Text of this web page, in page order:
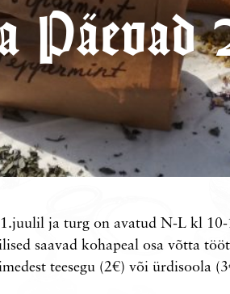
Päevad
ja turg on avatud N-L kl
saavad kohapeal osa võtta
teesegu (2€) või ürdisoola